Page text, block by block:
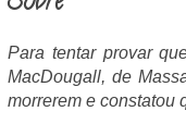
Para tentar provar
MacDougall, de
morrerem e constatou